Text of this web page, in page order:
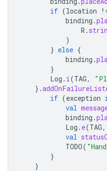
if (location
binding .
R .
)
} else {
binding .
}
Log . i(TAG,
}.
if (exception
val
binding .
Log . e(TAG,
val
TODO(
}
}